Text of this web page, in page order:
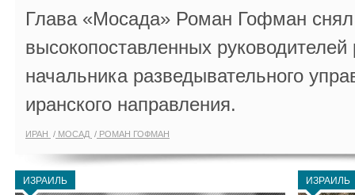
Глава «Мосада» Роман Гофман снял
высокопоставленных
начальника разведывательного
иранского направления.
ИРАН МОСАД РОМАН ГОФМАН
ИЗРАИЛЬ ИЗРАИЛЬ